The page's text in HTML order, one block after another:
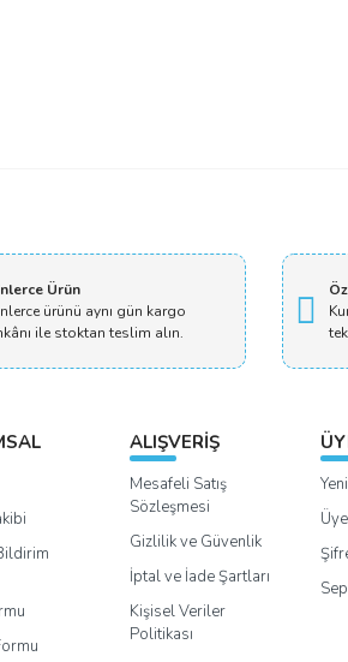
Ürün
ürünü aynı gün kargo
ile stoktan teslim alın.
ALIŞVERİŞ
Mesafeli Satış
Sözleşmesi
Gizlilik ve Güvenlik
İptal ve İade Şartları
Kişisel Veriler
Politikası